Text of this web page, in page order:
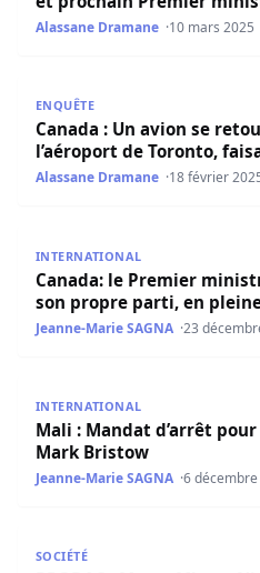
Alassane Dramane 10 mars 2025
ENQUÊTE
Canada : Un avion se
l’aéroport de Toronto,
Alassane Dramane 18 février
INTERNATIONAL
Canada: le Premier
son propre parti, en
Jeanne-Marie SAGNA 23
INTERNATIONAL
Mali : Mandat d’arrêt
Mark Bristow
Jeanne-Marie SAGNA 6
SOCIÉTÉ